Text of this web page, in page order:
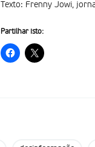
Texto: Frenny Jowi,
Partilhar isto: